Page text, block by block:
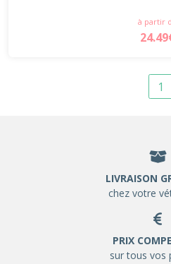
à partir
1
LIVRAISON
chez votre
PRIX
sur tous vos